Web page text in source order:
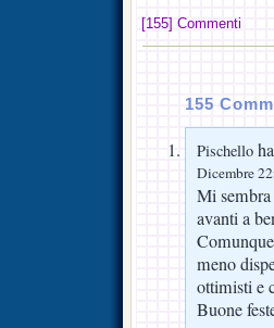
[155] Commenti
155
Pischello
Dicembre
Mi sembra
avanti a
meno
ottimisti e
Buone